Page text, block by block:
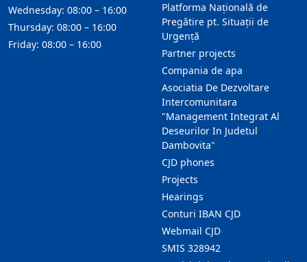
Platforma Națională de
Pregătire pt. Situații de
Urgență
Partner projects
Compania de apa
Asociatia De Dezvoltare
Intercomunitara
"Management Integrat Al
Deseurilor In Judetul
Dambovita"
CJD phones
Projects
Hearings
Conturi IBAN CJD
Webmail CJD
SMIS 328942
Wednesday: 08:00 – 16:00
Thursday: 08:00 – 16:00
Friday: 08:00 – 16:00